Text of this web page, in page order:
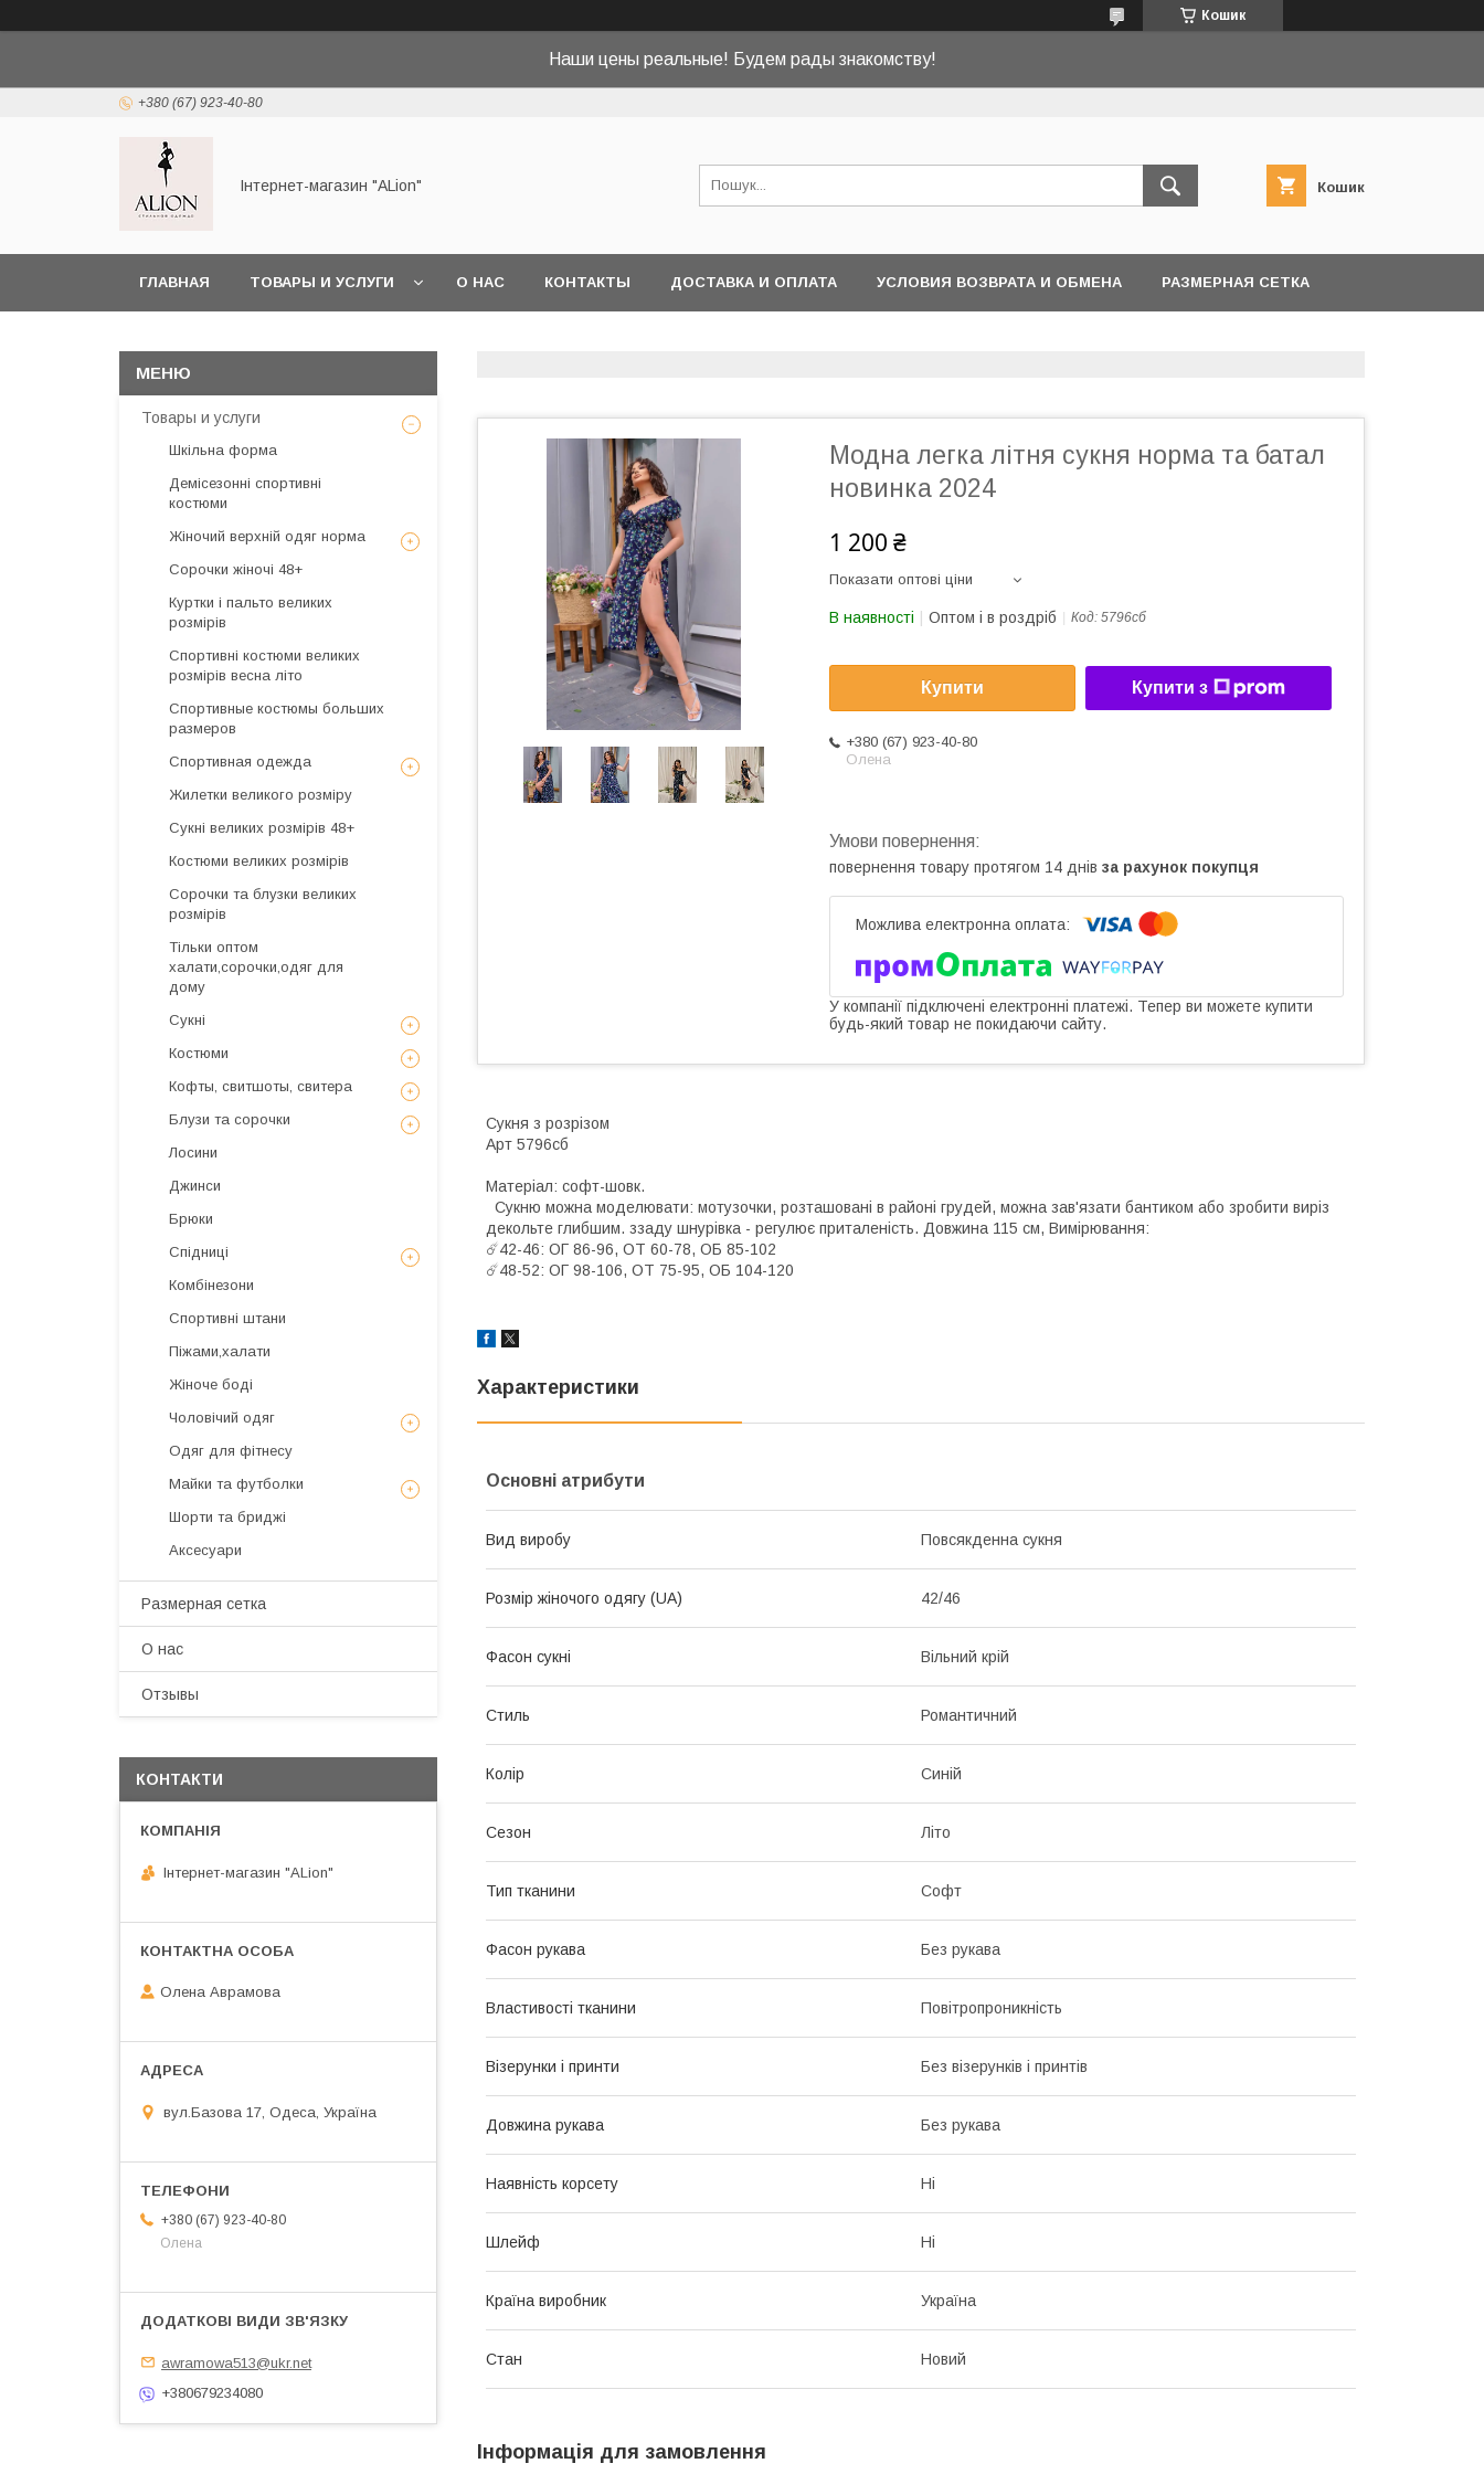
Кошик
Наши цены реальные! Будем рады знакомству!
+380 (67) 923-40-80
Інтернет-магазин "ALіon" Кошик
ГЛАВНАЯ ТОВАРЫ И УСЛУГИ О НАС КОНТАКТЫ ДОСТАВКА И ОПЛАТА УСЛОВИЯ ВОЗВРАТА И ОБМЕНА РАЗМЕРНАЯ СЕТКА
Модна легка літня сукня норма та батал
новинка 2024
1 200 ₴
Показати оптові ціни
В наявності Оптом і в роздріб Код: 5796сб
Купити Купити з
+380 (67) 923-40-80
Олена
повернення товару протягом 14 днів за рахунок покупця
У компанії підключені електронні платежі. Тепер ви можете купити
будь-який товар не покидаючи сайту.
Сукня з розрізом
Арт 5796сб
Матеріал: софт-шовк.
Сукню можна моделювати: мотузочки, розташовані в районі грудей, можна зав'язати бантиком або зробити виріз
декольте глибшим. ззаду шнурівка - регулює приталеність. Довжина 115 см, Вимірювання:
☄️42-46: ОГ 86-96, ОТ 60-78, ОБ 85-102
☄️48-52: ОГ 98-106, ОТ 75-95, ОБ 104-120
Характеристики
Основні атрибути
Вид виробу Повсякденна сукня
Розмір жіночого одягу (UA) 42/46
Фасон сукні Вільний крій
Стиль Романтичний
Колір Синій
Сезон Літо
Тип тканини Софт
Фасон рукава Без рукава
Властивості тканини Повітропроникність
Візерунки і принти Без візерунків і принтів
Довжина рукава Без рукава
Наявність корсету Ні
Шлейф Ні
Країна виробник Україна
Стан Новий
Інформація для замовлення
Товары и услуги
Шкільна форма
Демісезонні спортивні
костюми
Жіночий верхній одяг норма
Сорочки жіночі 48+
Куртки і пальто великих
розмірів
Спортивні костюми великих
розмірів весна літо
Спортивные костюмы больших
размеров
Спортивная одежда
Жилетки великого розміру
Сукні великих розмірів 48+
Костюми великих розмірів
Сорочки та блузки великих
розмірів
Тільки оптом
халати,сорочки,одяг для
дому
Сукні
Костюми
Кофты, свитшоты, свитера
Блузи та сорочки
Лосини
Джинси
Брюки
Спідниці
Комбінезони
Спортивні штани
Піжами,халати
Жіноче боді
Чоловічий одяг
Одяг для фітнесу
Майки та футболки
Шорти та бриджі
Аксесуари
Размерная сетка
О нас
Отзывы
КОНТАКТИ
Інтернет-магазин "ALіon"
Олена Аврамова
вул.Базова 17, Одеса, Україна
+380 (67) 923-40-80
Олена
awramowa513@ukr.net
+380679234080